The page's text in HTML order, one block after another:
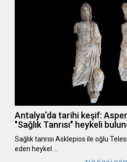
Antalya’da tarihi keşif:
"Sağlık Tanrısı" heykeli
Sağlık tanrısı Asklepios ile oğlu
eden heykel …